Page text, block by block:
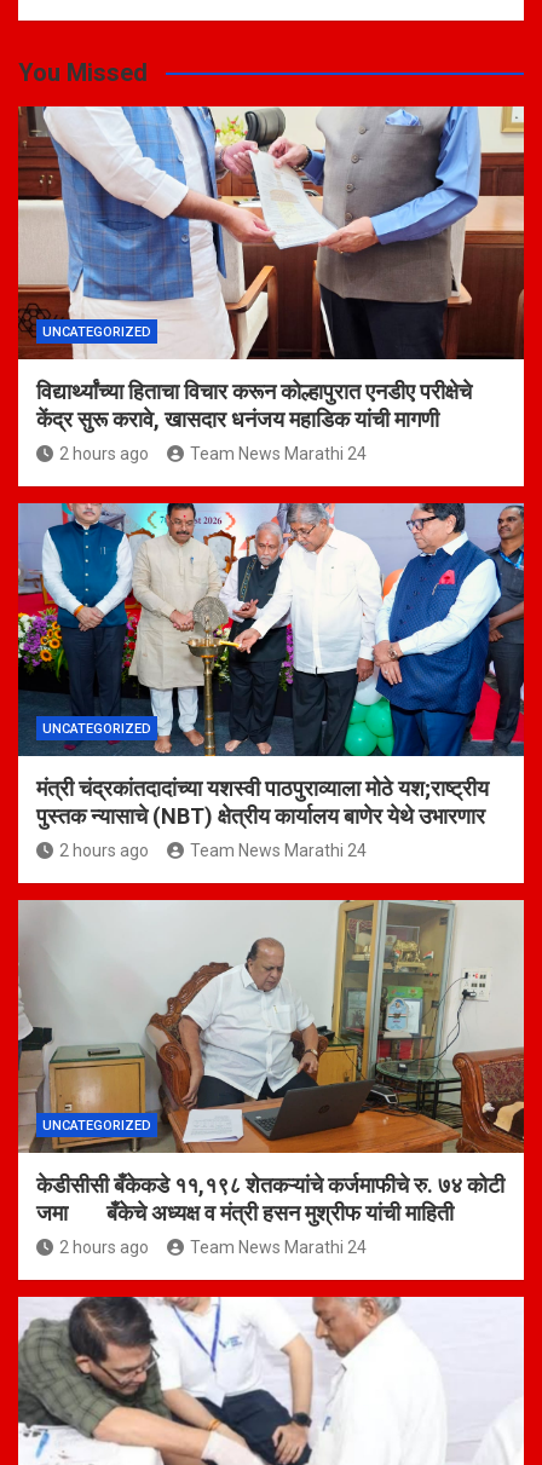
You Missed
UNCATEGORIZED
विद्यार्थ्यांच्या हिताचा विचार करून कोल्हापुरात एनडीए परीक्षेचे
केंद्र सुरू करावे, खासदार धनंजय महाडिक यांची मागणी
2 hours ago Team News Marathi 24
UNCATEGORIZED
मंत्री चंद्रकांतदादांच्या यशस्वी पाठपुराव्याला मोठे यश;राष्ट्रीय
पुस्तक न्यासाचे (NBT) क्षेत्रीय कार्यालय बाणेर येथे उभारणार
2 hours ago Team News Marathi 24
UNCATEGORIZED
केडीसीसी बँकेकडे ११,१९८ शेतकऱ्यांचे कर्जमाफीचे रु. ७४ कोटी
जमा बँकेचे अध्यक्ष व मंत्री हसन मुश्रीफ यांची माहिती
2 hours ago Team News Marathi 24